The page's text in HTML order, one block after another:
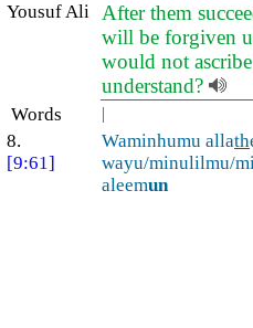
Yousuf Ali
After them
will be forgiven
would not
understand?
Words |
8.
[9:61]
Waminhumu allath
wayu/minulilmu/
aleemun